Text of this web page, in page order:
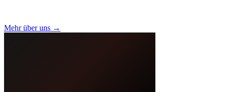
Mehr über uns →